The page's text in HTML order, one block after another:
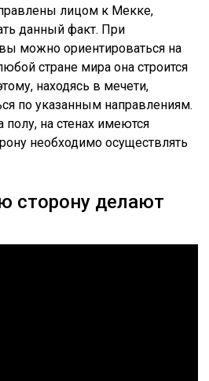
лицом к Мекке,
данный факт. При
можно ориентироваться на
стране мира она строится
находясь в мечети,
по указанным направлениям.
на стенах имеются
необходимо осуществлять
сторону делают